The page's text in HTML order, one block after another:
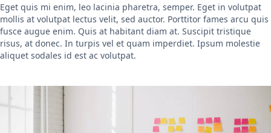
Eget quis mi enim, leo lacinia pharetra, semper. Eget in volutpat
mollis at volutpat lectus velit, sed auctor. Porttitor fames arcu quis
fusce augue enim. Quis at habitant diam at. Suscipit tristique
risus, at donec. In turpis vel et quam imperdiet. Ipsum molestie
aliquet sodales id est ac volutpat.